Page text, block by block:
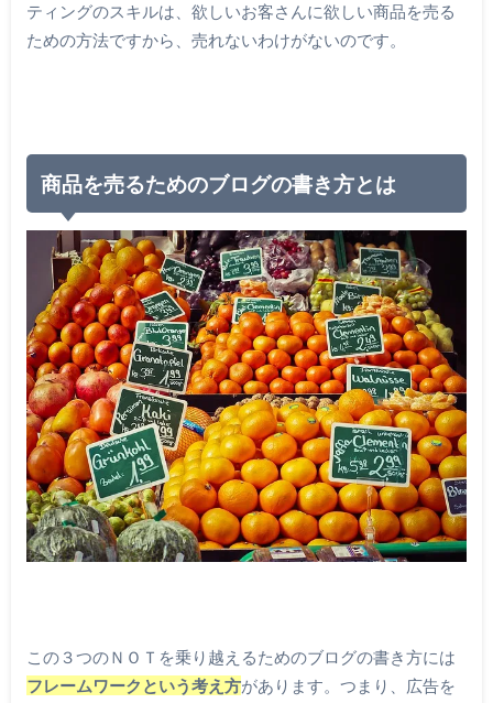
ティングのスキルは、欲しいお客さんに欲しい商品を売る
ための方法ですから、売れないわけがないのです。
商品を売るためのブログの書き方とは
この３つのＮＯＴを乗り越えるためのブログの書き方には
フレームワークという考え方があります。つまり、広告を